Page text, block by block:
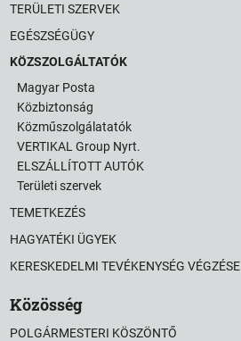
TERÜLETI SZERVEK
EGÉSZSÉGÜGY
KÖZSZOLGÁLTATÓK
Magyar Posta
Közbiztonság
Közműszolgálatatók
VERTIKAL Group Nyrt.
ELSZÁLLÍTOTT AUTÓK
Területi szervek
TEMETKEZÉS
HAGYATÉKI ÜGYEK
KERESKEDELMI TEVÉKENYSÉG VÉGZÉSE
Közösség
POLGÁRMESTERI KÖSZÖNTŐ